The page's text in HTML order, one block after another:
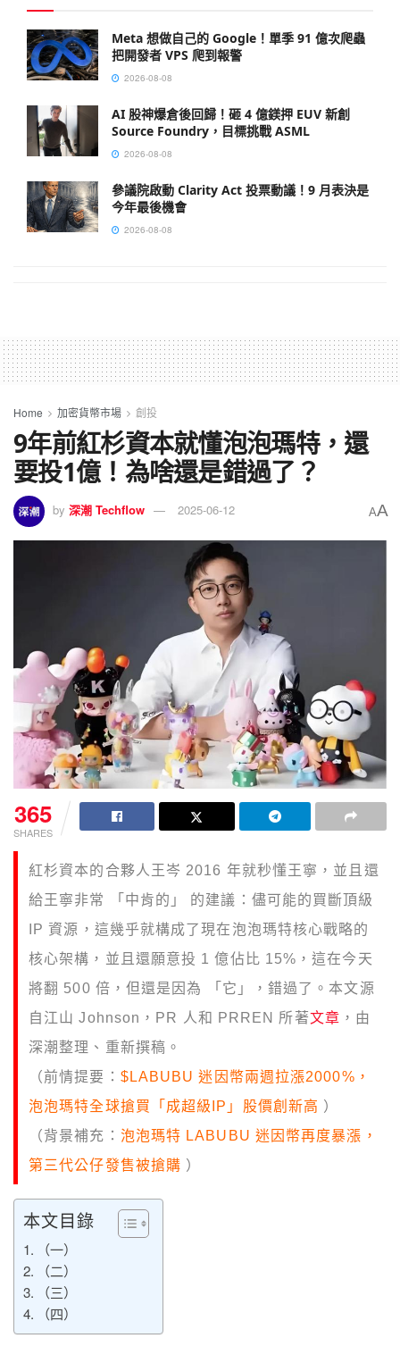
Meta 想做自己的 Google！單季 91 億次爬蟲
把開發者 VPS 爬到報警
2026-08-08
AI 股神爆倉後回歸！砸 4 億鎂押 EUV 新創
Source Foundry，目標挑戰 ASML
2026-08-08
參議院啟動 Clarity Act 投票動議！9 月表決是
今年最後機會
2026-08-08
Home 加密貨幣市場 創投
9年前紅杉資本就懂泡泡瑪特，還
要投1億！為啥還是錯過了？
by 深潮 Techflow 2025-06-12 AA
365
SHARES
紅杉資本的合夥人王岑 2016 年就秒懂王寧，並且還
給王寧非常 「中肯的」 的建議：儘可能的買斷頂級
IP 資源，這幾乎就構成了現在泡泡瑪特核心戰略的
核心架構，並且還願意投 1 億佔比 15%，這在今天
將翻 500 倍，但還是因為 「它」，錯過了。本文源
自江山 Johnson，PR 人和 PRREN 所著文章 ，由
深潮整理、重新撰稿。
（前情提要： $LABUBU 迷因幣兩週拉漲2000%，
泡泡瑪特全球搶買「成超級IP」股價創新高 ）
（背景補充： 泡泡瑪特 LABUBU 迷因幣再度暴漲，
第三代公仔發售被搶購 ）
本文目錄
（一）
（二）
（三）
（四）